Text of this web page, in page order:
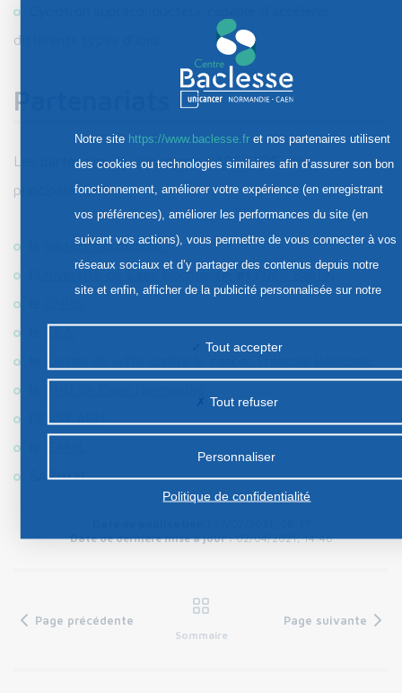
différents types d’ions.
Partenariats
Les partenaires du programme ARCHADE sont
principalement :
Région Normandie,
Université de Caen Normandieet l’ UFR Santé,
CEA,
SAPHYN.
Date de dernière mise à jour :02/04/2021, 14:46
Page précédente
Sommaire
Page suivante
Notre site https://www.baclesse.fret nos partenaires utilisent
des cookies ou technologies similaires afin d’assurer son bon
fonctionnement, améliorer votre expérience (en enregistrant
vos préférences), améliorer les performances du site (en
suivant vos actions), vous permettre de vous connecter à vos
réseaux sociaux et d’y partager des contenus depuis notre
site et enfin, afficher de la publicité personnalisée sur notre
classés peuvent être déposés sur notre site. Le dépôt de
certains cookies nécessite votre consentement préalable.
Tout accepter
Tout refuser
Personnaliser
Politique de confidentialité